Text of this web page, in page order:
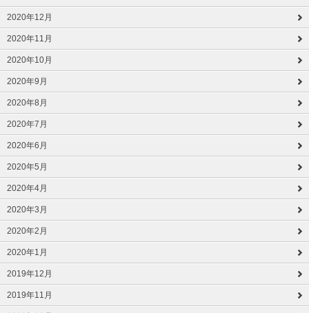
2020年12月
2020年11月
2020年10月
2020年9月
2020年8月
2020年7月
2020年6月
2020年5月
2020年4月
2020年3月
2020年2月
2020年1月
2019年12月
2019年11月